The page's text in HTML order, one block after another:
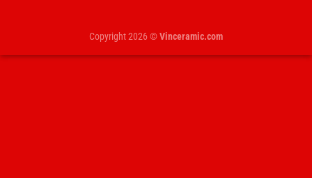
Copyright 2026 ©Vinceramic.com